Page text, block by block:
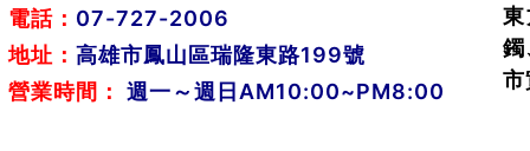
電話： 07-727-2006
地址： 高雄市鳳山區瑞隆東路199號
營業時間：
週一～週日AM10:00~PM8:00
鐲
市